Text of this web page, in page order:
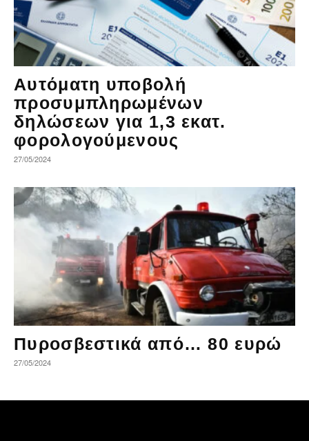
Αυτόματη υποβολή
προσυμπληρωμένων
δηλώσεων για 1,3 εκατ.
φορολογούμενους
27/05/2024
Πυροσβεστικά από… 80 ευρώ
27/05/2024